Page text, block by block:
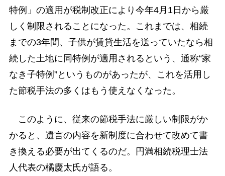
特例」の適用が税制改正により今年4月1日から厳
しく制限されることになった。これまでは、相続
までの3年間、子供が賃貸生活を送っていたなら相
続した土地に同特例が適用されるという、通称“家
なき子特例”というものがあったが、これを活用し
た節税手法の多くはもう使えなくなった。
このように、従来の節税手法に厳しい制限がか
かると、遺言の内容を新制度に合わせて改めて書
き換える必要が出てくるのだ。円満相続税理士法
人代表の橘慶太氏が語る。